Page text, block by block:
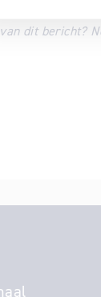
dit bericht?